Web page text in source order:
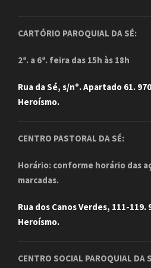
CARTÓRIO PAROQUIAL DA SÉ:
2ª. a 6ª. feira das 15h às 18h
Rua da Sé, s/nº. Apartado 61.
Heroísmo.
CENTRO PASTORAL DA SÉ:
Horário: conforme horário das
marcadas.
Rua dos Canos Verdes, 111-119.
Heroísmo.
CENTRO SOCIAL PAROQUIAL DA